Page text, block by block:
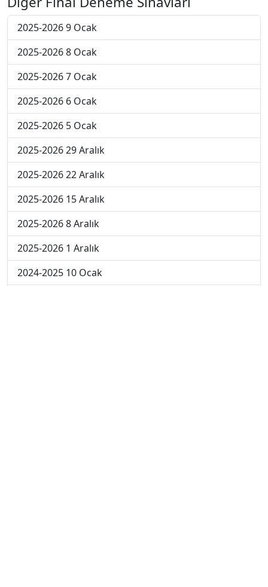
2025-2026 9 Ocak
2025-2026 8 Ocak
2025-2026 7 Ocak
2025-2026 6 Ocak
2025-2026 5 Ocak
2025-2026 29 Aralık
2025-2026 22 Aralık
2025-2026 15 Aralık
2025-2026 8 Aralık
2025-2026 1 Aralık
2024-2025 10 Ocak